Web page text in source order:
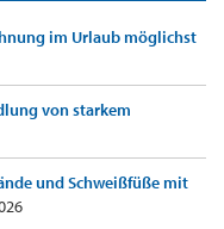
im Urlaub möglichst
von starkem
und Schweißfüße mit